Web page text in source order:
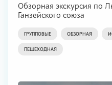
Обзорная экскурсия по
Ганзейского союза
ГРУППОВЫЕ ОБЗОРНАЯ
ПЕШЕХОДНАЯ